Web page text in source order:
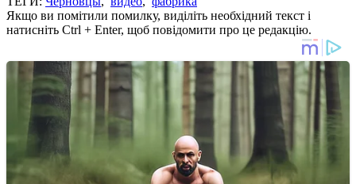
Якщо ви помітили помилку, виділіть необхідний текст і
натисніть Ctrl + Enter, щоб повідомити про це редакцію.